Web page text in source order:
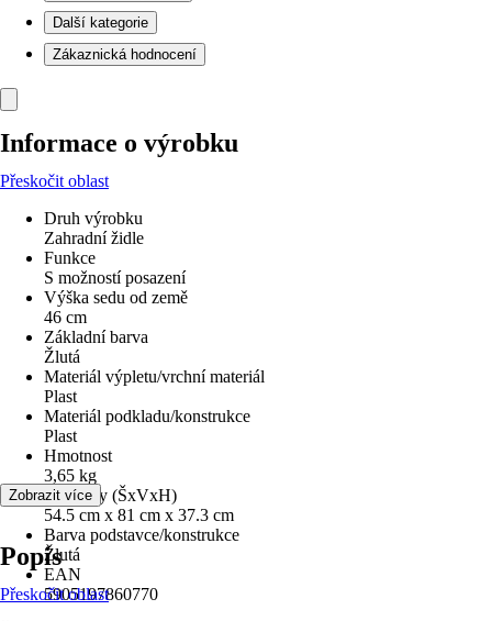
Další kategorie
Zákaznická hodnocení
Informace o výrobku
Přeskočit oblast
Druh výrobku
Zahradní židle
Funkce
S možností posazení
Výška sedu od země
46 cm
Základní barva
Žlutá
Materiál výpletu/vrchní materiál
Plast
Materiál podkladu/konstrukce
Plast
Hmotnost
3,65 kg
Rozměry (ŠxVxH)
54.5 cm x 81 cm x 37.3 cm
Barva podstavce/konstrukce
Žlutá
EAN
5905197860770
Zobrazit více
Popis
Přeskočit oblast